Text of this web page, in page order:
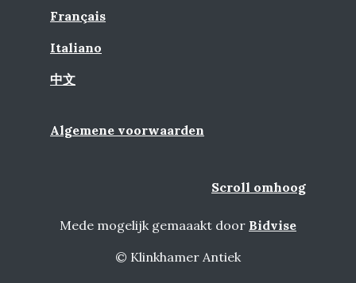
Français
Italiano
中文
Algemene voorwaarden
Scroll omhoog
Mede mogelijk gemaaakt door Bidvise
© Klinkhamer Antiek